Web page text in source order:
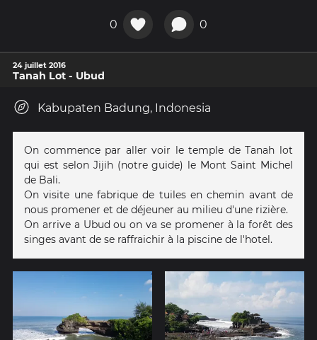
0 0
24 juillet 2016
Tanah Lot - Ubud
Kabupaten Badung, Indonesia
On commence par aller voir le temple de Tanah lot
qui est selon Jijih (notre guide) le Mont Saint Michel
de Bali.
On visite une fabrique de tuiles en chemin avant de
nous promener et de déjeuner au milieu d'une rizière.
On arrive a Ubud ou on va se promener à la forêt des
singes avant de se raffraichir à la piscine de l'hotel.